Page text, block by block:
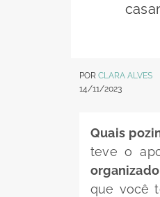
POR CLARA ALVES
14/11/2023
Quais
teve o
que você